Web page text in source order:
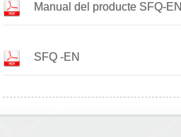
Manual del producte SFQ-EN
SFQ -EN